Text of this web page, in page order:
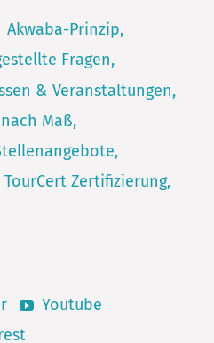
Akwaba-Prinzip
Fragen
& Veranstaltungen
Maß
TourCert Zertifizierung
Youtube